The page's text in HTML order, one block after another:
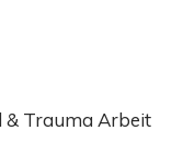
& Trauma Arbeit